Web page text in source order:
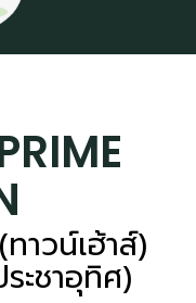
าวน์เฮ้าส์)
ะชาอุทิศ)